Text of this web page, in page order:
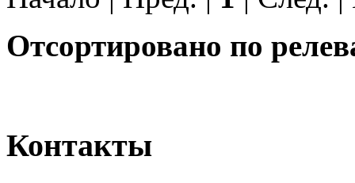
Отсортировано по
Контакты